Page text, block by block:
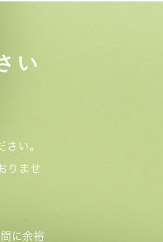
い
さい。
りませ
に余裕